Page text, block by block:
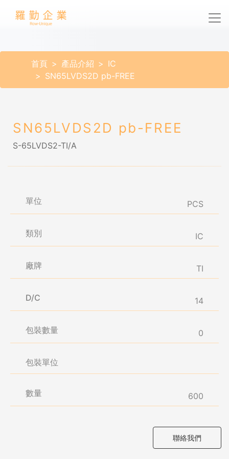
首頁 產品介紹
IC
SN65LVDS2D pb-FREE
SN65LVDS2D pb-FREE
S-65LVDS2-TI/A
單位 PCS
類別 IC
廠牌 TI
D/C 14
包裝數量 0
包裝單位
數量 600
聯絡我們